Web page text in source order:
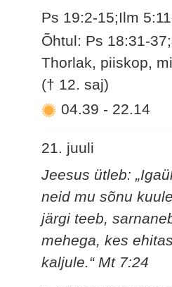
Ps 19:2-15;Ilm
Õhtul: Ps 18:31-
Thorlak, piiskop,
(† 12. saj)
04.39 - 22.14
21. juuli
Jeesus ütleb:
neid mu sõnu
järgi teeb,
mehega, kes
kaljule.“ Mt 7:24